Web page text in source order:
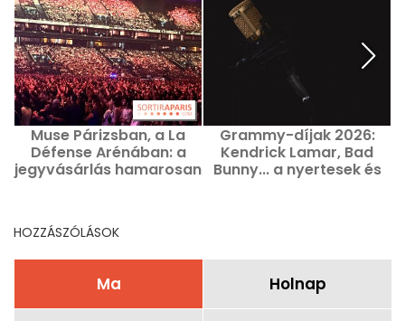
Muse Párizsban, a La
Défense Arénában: a
jegyvásárlás hamarosan
Grammy-díjak 2026:
Kendrick Lamar, Bad
Bunny... a nyertesek és
HOZZÁSZÓLÁSOK
Ma Holnap